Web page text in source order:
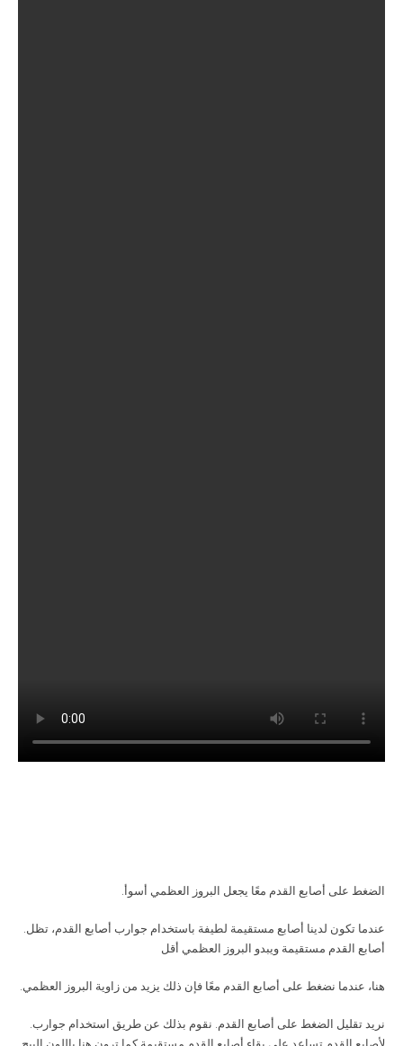
.الضغط على أصابع القدم معًا يجعل البروز العظمي أسوأ
أصابع القدم مستقيمة ويبدو البروز العظمي أقل
.هنا، عندما نضغط على أصابع القدم معًا فإن ذلك يزيد من زاوية البروز العظمي